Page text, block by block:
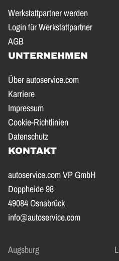
Werkstattpartner werden
Login für Werkstattpartner
AGB
UNTERNEHMEN
Über autoservice.com
Karriere
Impressum
Cookie-Richtlinien
Datenschutz
KONTAKT
autoservice.com VP GmbH
Doppheide 98
49084 Osnabrück
info@autoservice.com
Augsburg